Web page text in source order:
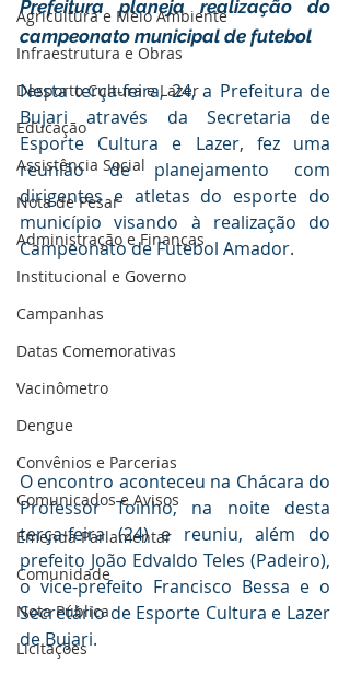
Agricultura e Meio Ambiente
Infraestrutura e Obras
Desporto Cultura e Lazer
Educação
Assistência Social
Nota de Pesar
Administração e Finanças
Institucional e Governo
Campanhas
Datas Comemorativas
Vacinômetro
Dengue
Convênios e Parcerias
Comunicados e Avisos
Emenda Parlamentar
Comunidade
Nota Pública
Licitações
Prefeitura planeja realização do
campeonato municipal de futebol
Nesta terça-feira, 24, a Prefeitura de
Bujari através da Secretaria de
Esporte Cultura e Lazer, fez uma
reunião de planejamento com
dirigentes e atletas do esporte do
município visando à realização do
Campeonato de Futebol Amador.
O encontro aconteceu na Chácara do
Professor Toinho, na noite desta
terça-feira (24) e reuniu, além do
prefeito João Edvaldo Teles (Padeiro),
o vice-prefeito Francisco Bessa e o
Secretário de Esporte Cultura e Lazer
de Bujari.